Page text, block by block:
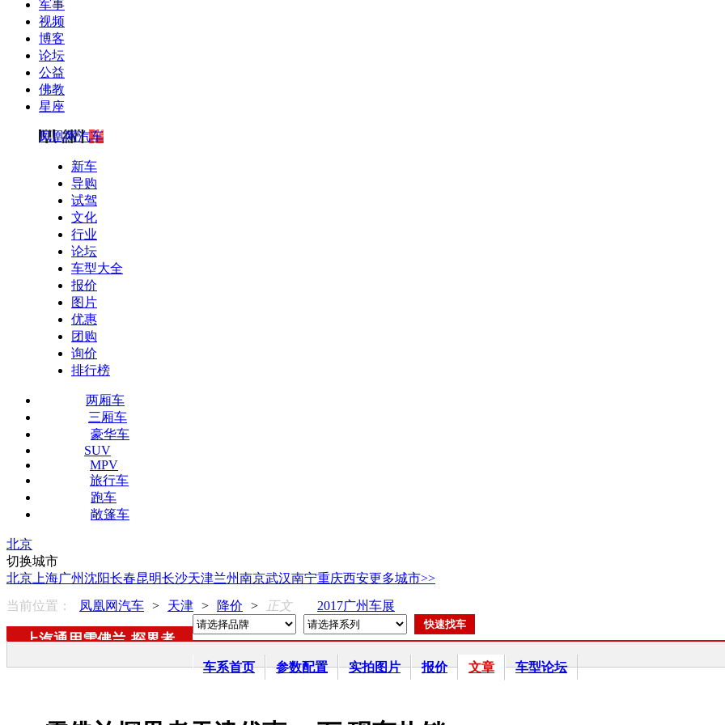
军事
视频
博客
论坛
公益
佛教
星座
凤凰网汽车
新车
导购
试驾
文化
行业
论坛
车型大全
报价
图片
优惠
团购
询价
排行榜
两厢车
三厢车
豪华车
SUV
MPV
旅行车
跑车
敞篷车
北京
切换城市
北京 上海广州沈阳长春昆明长沙天津兰州南京武汉南宁重庆西安更多城市>>
当前位置：
凤凰网汽车 > 天津 > 降价 > 正文 2017广州车展
上汽通用雪佛兰-探界者
车系首页 参数配置 实拍图片 报价 文章 车型论坛